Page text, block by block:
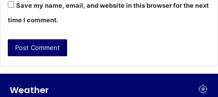
Save my name, email, and website in this browser for the next
time I comment.
Weather